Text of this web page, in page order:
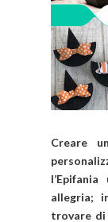
Creare
allegria;
trovare